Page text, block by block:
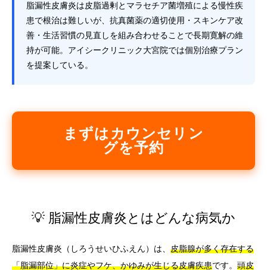
脂漏性皮膚炎は皮脂過剰とマラセチア菌増殖による慢性疾
患で根治は難しいが、抗真菌薬の適切使用・スキンケア改
善・生活習慣の見直しを組み合わせることで長期寛解の維
持が可能。アイシークリニック大宮院では個別治療プラン
を提案している。
まずはカウンセリン
グを予約
💡 脂漏性皮膚炎とはどんな病気か
脂漏性皮膚炎（しろうせいひふえん）は、 皮脂腺が多く存在する
「脂漏部位」に炎症やフケ、かゆみが生じる皮膚疾患です。 頭皮